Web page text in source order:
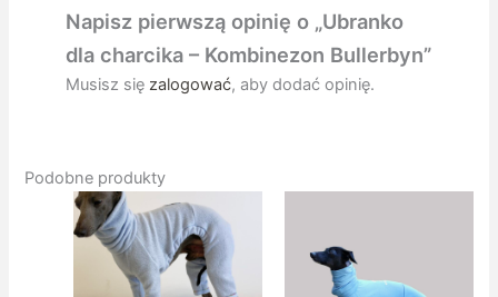
Napisz pierwszą opinię o „Ubranko
dla charcika – Kombinezon Bullerbyn”
Musisz się zalogować, aby dodać opinię.
Podobne produkty